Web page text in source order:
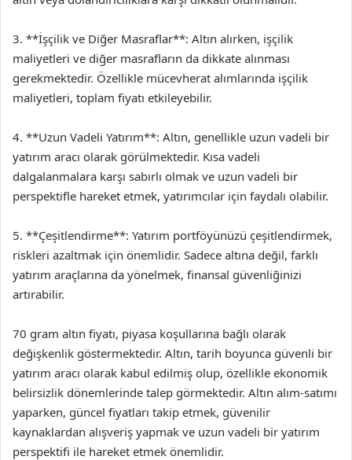
3. **İşçilik ve Diğer Masraflar**: Altın alırken, işçilik
maliyetleri ve diğer masrafların da dikkate alınması
gerekmektedir. Özellikle mücevherat alımlarında işçilik
maliyetleri, toplam fiyatı etkileyebilir.
4. **Uzun Vadeli Yatırım**: Altın, genellikle uzun vadeli bir
yatırım aracı olarak görülmektedir. Kısa vadeli
dalgalanmalara karşı sabırlı olmak ve uzun vadeli bir
perspektifle hareket etmek, yatırımcılar için faydalı olabilir.
5. **Çeşitlendirme**: Yatırım portföyünüzü çeşitlendirmek,
riskleri azaltmak için önemlidir. Sadece altına değil, farklı
yatırım araçlarına da yönelmek, finansal güvenliğinizi
artırabilir.
70 gram altın fiyatı, piyasa koşullarına bağlı olarak
değişkenlik göstermektedir. Altın, tarih boyunca güvenli bir
yatırım aracı olarak kabul edilmiş olup, özellikle ekonomik
belirsizlik dönemlerinde talep görmektedir. Altın alım-satımı
yaparken, güncel fiyatları takip etmek, güvenilir
kaynaklardan alışveriş yapmak ve uzun vadeli bir yatırım
perspektifi ile hareket etmek önemlidir.